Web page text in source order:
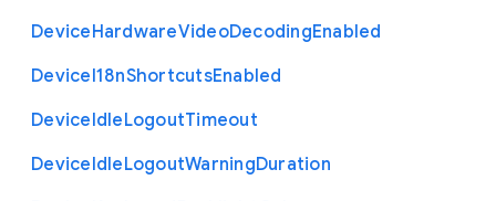
DeviceHardwareVideoDecodingEnabled
DeviceI18nShortcutsEnabled
DeviceIdleLogoutTimeout
DeviceIdleLogoutWarningDuration